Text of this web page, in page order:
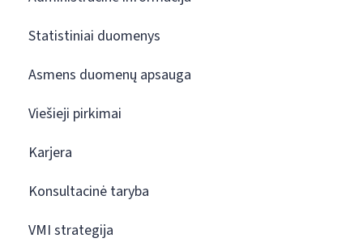
Statistiniai duomenys
Asmens duomenų apsauga
Viešieji pirkimai
Karjera
Konsultacinė taryba
VMI strategija